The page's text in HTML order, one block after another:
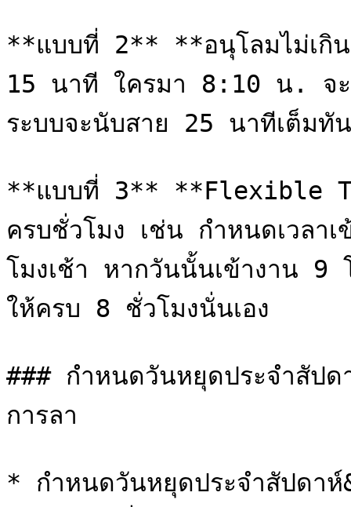
**แบบที่ 2** **อนุโลมไม่เกิ
15 นาที ใครมา 8:10 น. จ
ระบบจะนับสาย 25 นาทีเต็มทั
**แบบที่ 3** **Flexible
ครบชั่วโมง เช่น กำหนดเวลา
โมงเช้า หากวันนั้นเข้างาน 9
ให้ครบ 8 ชั่วโมงนั่นเอง
### กำหนดวันหยุดประจำสัปด
การลา
* กำหนดวันหยุดประจำสัปดาห์